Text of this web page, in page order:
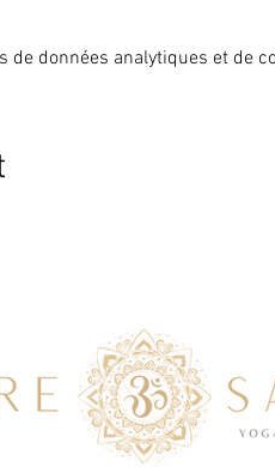
de données analytiques et de